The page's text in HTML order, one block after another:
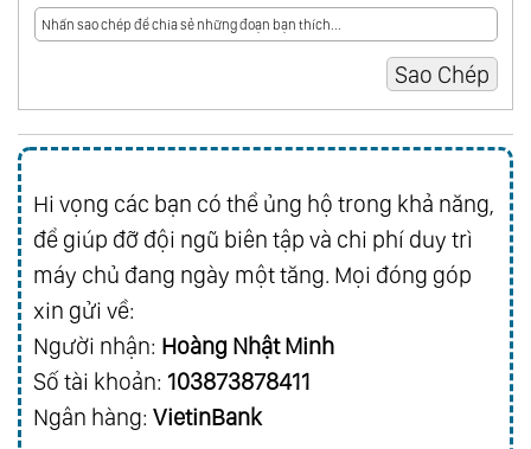
Hi vọng các bạn có thể ủng hộ trong khả năng,
để giúp đỡ đội ngũ biên tập và chi phí duy trì
máy chủ đang ngày một tăng. Mọi đóng góp
xin gửi về:
Người nhận: Hoàng Nhật Minh
Số tài khoản: 103873878411
Ngân hàng: VietinBank